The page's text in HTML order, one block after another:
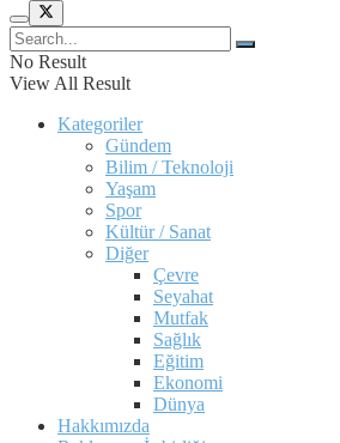
No Result
View All Result
Kategoriler
Gündem
Bilim / Teknoloji
Yaşam
Spor
Kültür / Sanat
Diğer
Çevre
Seyahat
Mutfak
Sağlık
Eğitim
Ekonomi
Dünya
Hakkımızda